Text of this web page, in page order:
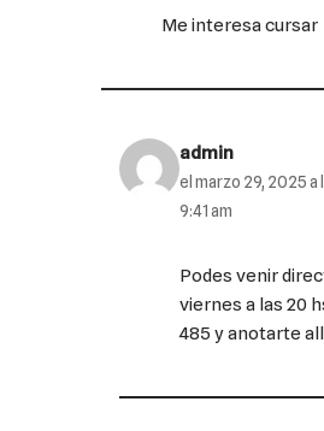
Me interesa cursar
admin
el marzo 29, 2025 a
9:41 am
Podes venir
viernes a las 20
485 y anotarte